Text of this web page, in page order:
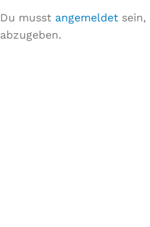
Du musst angemeldet
abzugeben.